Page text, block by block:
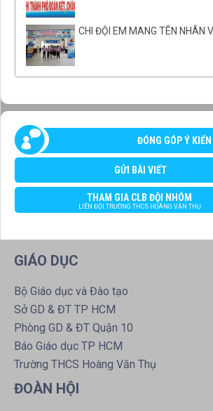
CHI ĐỘI EM MANG TÊN NHÂN
ĐÓNG GÓP Ý KIẾN
GỬI BÀI VIẾT
THAM GIA CLB ĐỘI NHÓM
LIÊN ĐỘI TRƯỜNG THCS HOÀNG VĂN THỤ
GIÁO DỤC
Bộ Giáo dục và Đào tạo
Sở GD & ĐT TP HCM
Phòng GD & ĐT Quận 10
Báo Giáo dục TP HCM
Trường THCS Hoàng Văn Thụ
ĐOÀN HỘI